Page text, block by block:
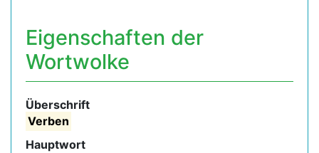
Eigenschaften der
Wortwolke
Überschrift
Verben
Hauptwort